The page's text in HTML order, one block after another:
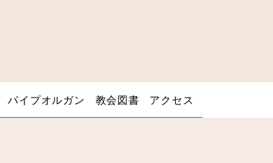
パイプオルガン 教会図書 アクセス